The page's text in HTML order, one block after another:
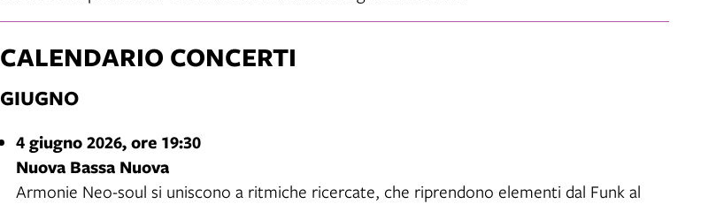
CALENDARIO CONCERTI
GIUGNO
4 giugno 2026, ore 19:30
Nuova Bassa Nuova
Armonie Neo-soul si uniscono a ritmiche ricercate, che riprendono elementi dal Funk al